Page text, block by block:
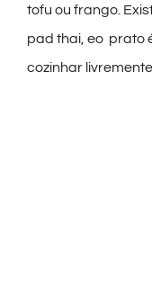
tofu ou frango.
pad thai, eo prato
cozinhar